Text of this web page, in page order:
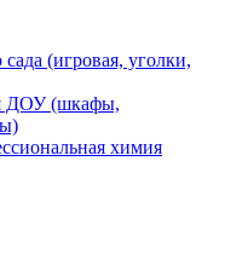
(игровая, уголки,
ДОУ (шкафы,
химия